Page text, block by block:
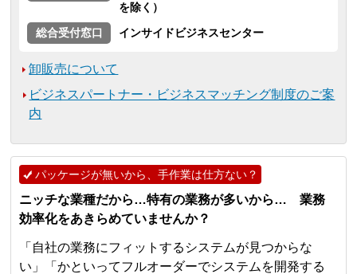
を除く）
総合受付窓口
インサイドビジネスセンター
卸販売について
ビジネスパートナー・ビジネスマッチング制度のご案
内
パッケージが無いから、手作業は仕方ない？
ニッチな業種だから…特有の業務が多いから… 業務
効率化をあきらめていませんか？
「自社の業務にフィットするシステムが見つからな
い」「かといってフルオーダーでシステムを開発する